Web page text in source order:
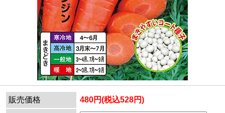
販売価格 480円(税込528円)